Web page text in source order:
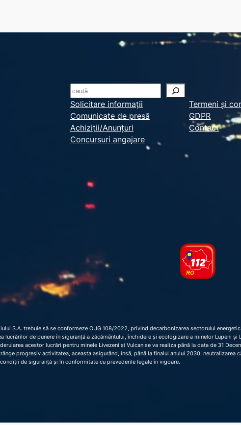
S
e
a
r
c
Solicitare informații
Comunicate de presă
Achiziții/Anunțuri
Concursuri angajare
Termeni și
GDPR
Contact
S.A. trebuie să se conformeze OUG 108/2022, privind decarbonizarea sectorului
lucrărilor de punere în siguranță a zăcământului, închidere și ecologizare a minelor Lupeni și
acestor lucrări pentru minele Livezeni și Vulcan se va realiza până la data de 31
progresiv activitatea, aceasta asigurând, însă, până la finalul anului 2030, neutralizarea
de siguranță și în conformitate cu prevederile legale în vigoare.